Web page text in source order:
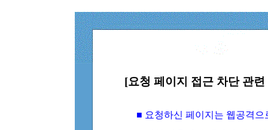
[요청 페이지 접근 차단 관
■ 요청하신 페이지는 웹공격